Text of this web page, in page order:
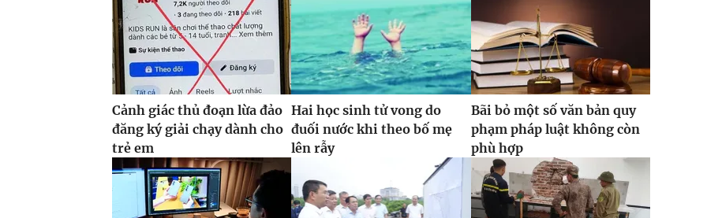
Cảnh giác thủ đoạn lừa đảo
đăng ký giải chạy dành cho
trẻ em
Hai học sinh tử vong do
đuối nước khi theo bố mẹ
lên rẫy
Bãi bỏ một số văn bản quy
phạm pháp luật không còn
phù hợp